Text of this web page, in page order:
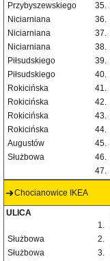
Przybyszewskiego
35.
Niciarniana
36.
Niciarniana
37.
Niciarniana
38.
Piłsudskiego
39.
Piłsudskiego
40.
Rokicińska
41.
Rokicińska
42.
Rokicińska
43.
Rokicińska
44.
Augustów
45.
Służbowa
46.
47.
Chocianowice IKEA
ULICA
1.
Służbowa
2.
Służbowa
3.